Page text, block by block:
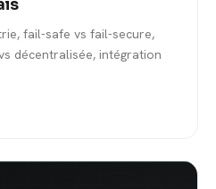
fail-safe vs fail-secure,
décentralisée, intégration